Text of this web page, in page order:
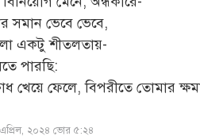
সমান ভেবে ভেবে,
একটু শীতলতায়-
পারছি:
খেয়ে ফেলে, বিপরীতে তোমার
২০২৪ ভোর ৫:২৪